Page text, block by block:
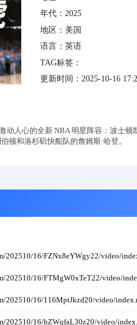
年代：2025
地区：美国
语言：英语
TAG标签：
更新时间：2025-10-16
动人心的全新 NBA 明星阵容：波士
顿和洛杉矶快船队的詹姆斯·哈登。
202510/16/FZNx8eYWgy22/video/
202510/16/FTMgW0xTeT22/video/
202510/16/116MptJkzd20/video/
202510/16/hZWqfaL30z20/video/